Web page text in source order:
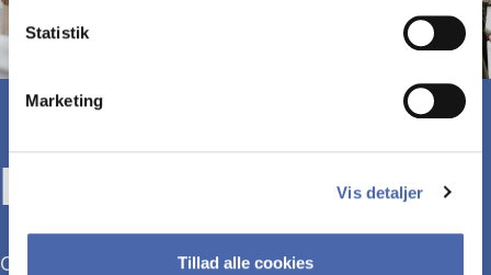
Statistik
Marketing
Vis detaljer
Tillad alle cookies
KOM TIL ÅBENT HUS
Overvejer du at søge ind på en bacheloruddannelse